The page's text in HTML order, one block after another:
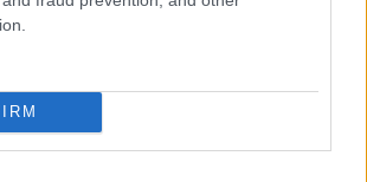
de la mort cardiaque subite
constante. Le gène responsable
a...